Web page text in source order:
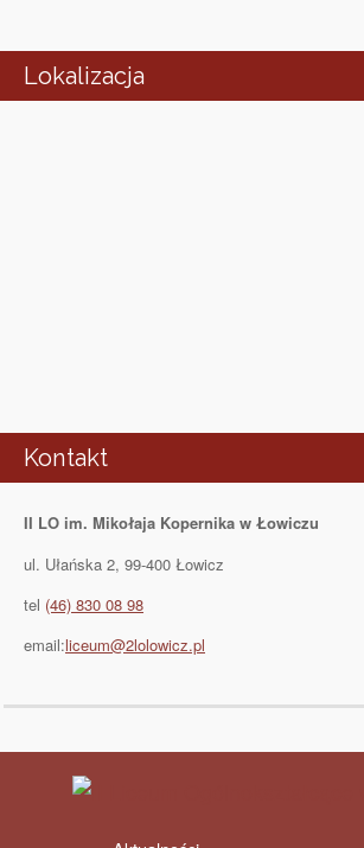
Lokalizacja
Kontakt
II LO im. Mikołaja Kopernika w Łowiczu
ul. Ułańska 2, 99-400 Łowicz
tel (46) 830 08 98
email:liceum@2lolowicz.pl